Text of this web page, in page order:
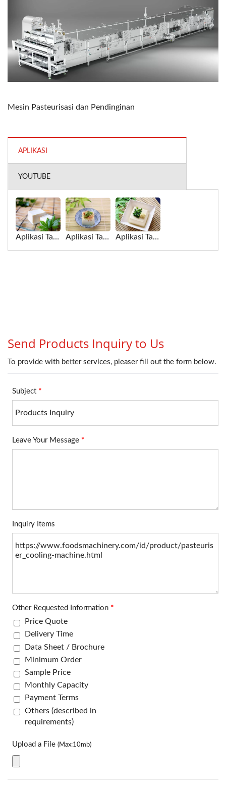
Mesin Pasteurisasi dan Pendinginan
APLIKASI
YOUTUBE
Aplikasi Tahu untuk Mesin Pasteurisasi dan Pendinginan Aplikasi Tahu untuk Mesin Pasteurisasi Tiga Tahap Aplikasi Tahu untuk Pasteurisasi Dingin